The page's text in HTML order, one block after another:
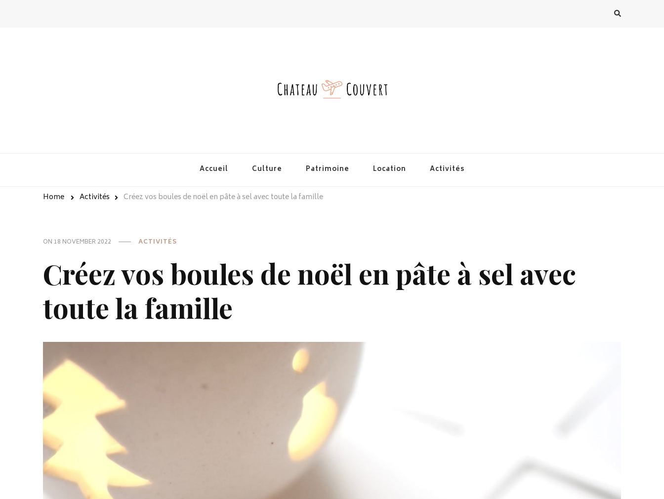
Accueil Culture Patrimoine Location Activités
Home Activités Créez vos boules de noël en pâte à sel avec toute la famille
ON 18 NOVEMBER 2022 ACTIVITÉS
Créez vos boules de noël en pâte à sel avec
toute la famille